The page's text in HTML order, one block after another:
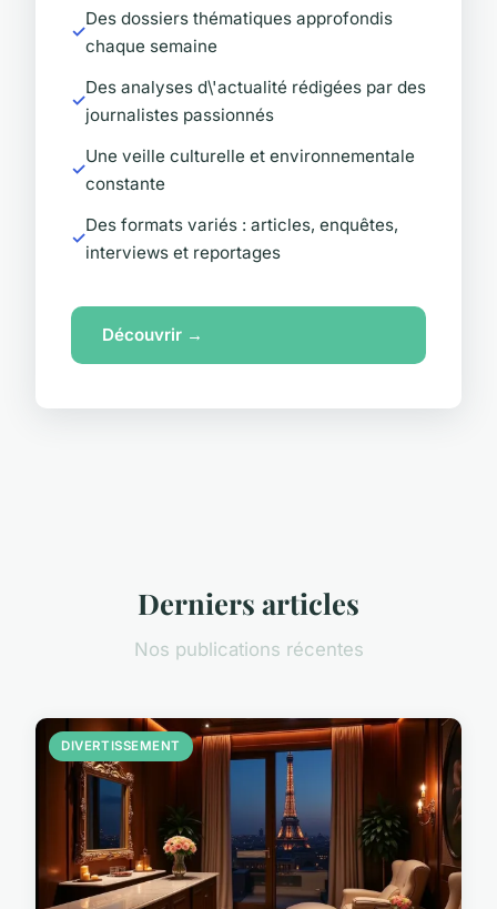
Des dossiers thématiques approfondis
chaque semaine
Des analyses d\'actualité rédigées par des
journalistes passionnés
Une veille culturelle et environnementale
constante
Des formats variés : articles, enquêtes,
interviews et reportages
Découvrir →
Derniers articles
Nos publications récentes
DIVERTISSEMENT